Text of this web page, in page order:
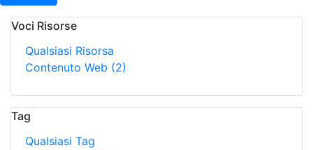
Voci Risorse
Qualsiasi Risorsa
Contenuto Web (2)
Tag
Qualsiasi Tag